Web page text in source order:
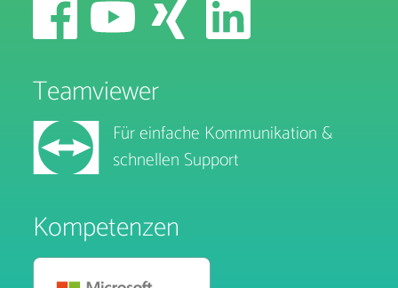
Teamviewer
Für einfache Kommunikation &
schnellen Support
Kompetenzen